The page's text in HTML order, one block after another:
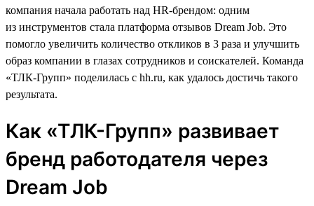
компания начала работать над HR-брендом: одним
из инструментов стала платформа отзывов Dream Job. Это
помогло увеличить количество откликов в 3 раза и улучшить
образ компании в глазах сотрудников и соискателей. Команда
«ТЛК-Групп» поделилась с hh.ru, как удалось достичь такого
результата.
Как «ТЛК-Групп» развивает
бренд работодателя через
Dream Job